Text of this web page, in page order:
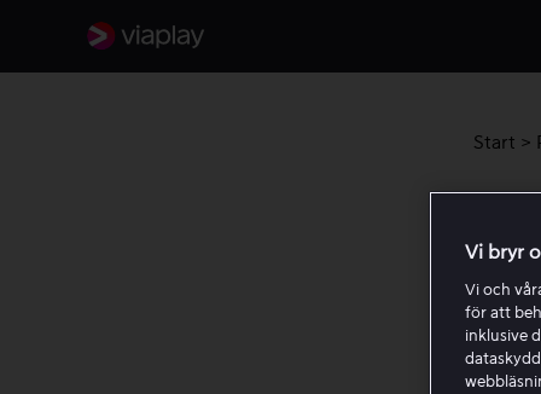
Start >
Om du
Vi bryr
Vi och
för att
inklusive